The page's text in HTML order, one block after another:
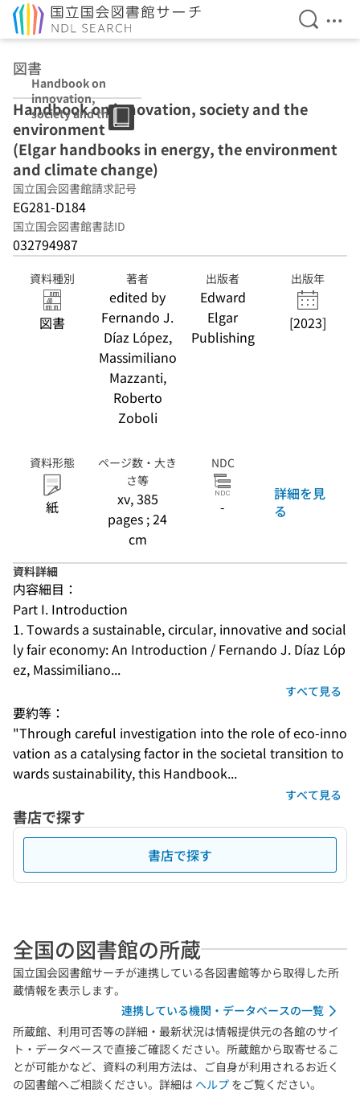
検索を
メ
図書
Handbook on
innovation,
society and the
environment
(Elgar
handbooks in
energy, the
environment
and climate
change)
Handbook on innovation, society and the
environment
(Elgar handbooks in energy, the environment
and climate change)
国立国会図書館請求記号
EG281-D184
国立国会図書館書誌ID
032794987
資料種別
図書
著者
edited by
Fernando J.
Díaz López,
Massimiliano
Mazzanti,
Roberto
Zoboli
出版者
Edward
Elgar
Publishing
出版年
[2023]
資料形態
紙
ページ数・大き
さ等
xv, 385
pages ; 24
cm
NDC
-
詳細を見
る
資料詳細
内容細目：
Part I. Introduction
1. Towards a sustainable, circular, innovative and social
ly fair economy: An Introduction / Fernando J. Díaz Lóp
ez, Massimiliano...
すべて見る
要約等：
"Through careful investigation into the role of eco-inno
vation as a catalysing factor in the societal transition to
wards sustainability, this Handbook...
すべて見る
書店で探す
書店で探す
全国の図書館の所蔵
国立国会図書館サーチが連携している各図書館等から取得した所
蔵情報を表示します。
連携している機関・データベースの一覧
所蔵館、利用可否等の詳細・最新状況は情報提供元の各館のサイ
ト・データベースで直接ご確認ください。所蔵館から取寄せるこ
とが可能かなど、資料の利用方法は、ご自身が利用されるお近く
の図書館へご相談ください。詳細は ヘルプ をご覧ください。